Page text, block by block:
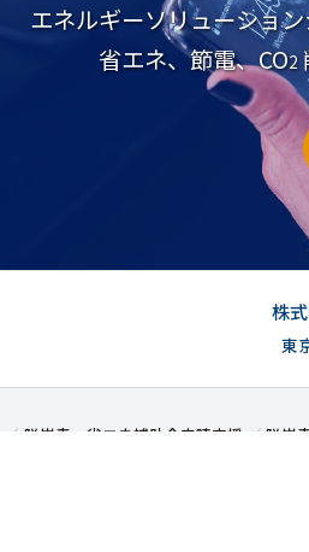
エネルギーソリューショ
省エネ、節電、CO2
株
東
脱炭素・省エネ補助金申請支援 脱炭